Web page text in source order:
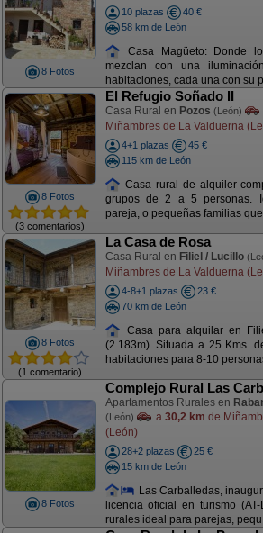
8 Fotos
10 plazas
40 €
58 km de León
Casa Magüeto: Donde
mezclan con una
habitaciones, cada una con su
8 Fotos
(3 comentarios)
El Refugio Soñado II
Casa Rural en Pozos (León)
Miñambres de La Valduerna
4+1 plazas
45 €
115 km de León
Casa rural de alquiler
grupos de 2 a 5 personas.
pareja, o pequeñas familias
8 Fotos
(1 comentario)
La Casa de Rosa
Casa Rural en Filiel / Lucillo
Miñambres de La Valduerna
4-8+1 plazas
23 €
70 km de León
Casa para alquilar en
(2.183m). Situada a 25 Kms.
habitaciones para 8-10
8 Fotos
Complejo Rural Las
Apartamentos Rurales en
(León) a 30,2 km de
(León)
28+2 plazas
25 €
15 km de León
Las Carballedas,
licencia oficial en turismo
rurales ideal para parejas, pequ